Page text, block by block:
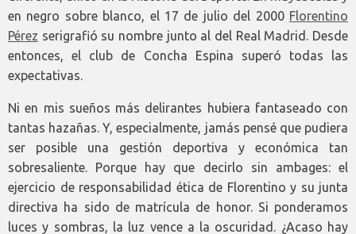
en negro sobre blanco, el 17 de julio del 2000 Florentino
Pérez serigrafió su nombre junto al del Real Madrid. Desde
entonces, el club de Concha Espina superó todas las
expectativas.
Ni en mis sueños más delirantes hubiera fantaseado con
tantas hazañas. Y, especialmente, jamás pensé que pudiera
ser posible una gestión deportiva y económica tan
sobresaliente. Porque hay que decirlo sin ambages: el
ejercicio de responsabilidad ética de Florentino y su junta
directiva ha sido de matrícula de honor. Si ponderamos
luces y sombras, la luz vence a la oscuridad. ¿Acaso hay